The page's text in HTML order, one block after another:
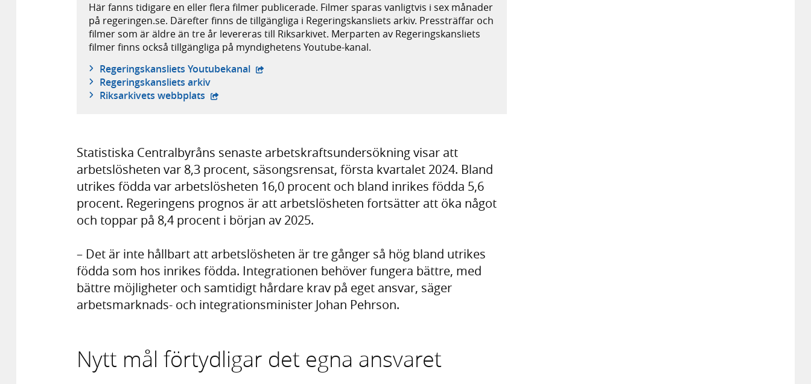
Här fanns tidigare en eller flera filmer publicerade. Filmer sparas vanligtvis i sex månader
på regeringen.se. Därefter finns de tillgängliga i Regeringskansliets arkiv. Pressträffar och
filmer som är äldre än tre år levereras till Riksarkivet. Merparten av Regeringskansliets
filmer finns också tillgängliga på myndighetens Youtube-kanal.
Regeringskansliets Youtubekanal - extern webbplats,
Regeringskansliets arkiv
Riksarkivets webbplats - extern webbplats,
Statistiska Centralbyråns senaste arbetskraftsundersökning visar att
arbetslösheten var 8,3 procent, säsongsrensat, första kvartalet 2024. Bland
utrikes födda var arbetslösheten 16,0 procent och bland inrikes födda 5,6
procent. Regeringens prognos är att arbetslösheten fortsätter att öka något
och toppar på 8,4 procent i början av 2025.
– Det är inte hållbart att arbetslösheten är tre gånger så hög bland utrikes
födda som hos inrikes födda. Integrationen behöver fungera bättre, med
bättre möjligheter och samtidigt hårdare krav på eget ansvar, säger
arbetsmarknads- och integrationsminister Johan Pehrson.
Nytt mål förtydligar det egna ansvaret